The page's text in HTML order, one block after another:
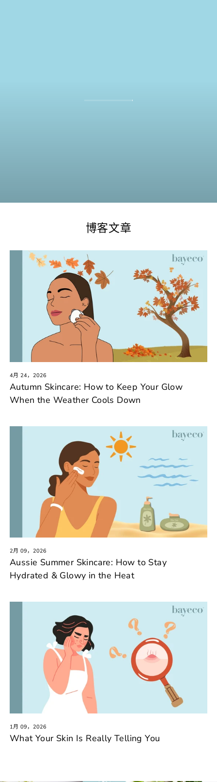
博客文章
4月 24，2026
Autumn Skincare: How to Keep Your Glow
When the Weather Cools Down
2月 09，2026
Aussie Summer Skincare: How to Stay
Hydrated & Glowy in the Heat
1月 09，2026
What Your Skin Is Really Telling You